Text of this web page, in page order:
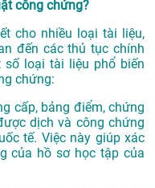
công chứng?
cho nhiều loại tài liệu,
đến các thủ tục chính
loại tài liệu phổ biến
chứng:
cấp, bảng điểm, chứng
dịch và công chứng
tế. Việc này giúp xác
của hồ sơ học tập của